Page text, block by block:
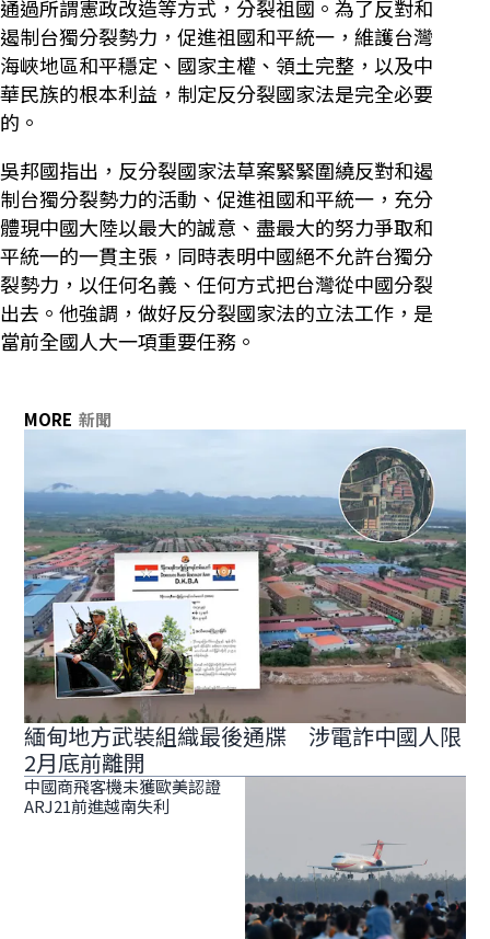
通過所謂憲政改造等方式，分裂祖國。為了反對和
遏制台獨分裂勢力，促進祖國和平統一，維護台灣
海峽地區和平穩定、國家主權、領土完整，以及中
華民族的根本利益，制定反分裂國家法是完全必要
的。
吳邦國指出，反分裂國家法草案緊緊圍繞反對和遏
制台獨分裂勢力的活動、促進祖國和平統一，充分
體現中國大陸以最大的誠意、盡最大的努力爭取和
平統一的一貫主張，同時表明中國絕不允許台獨分
裂勢力，以任何名義、任何方式把台灣從中國分裂
出去。他強調，做好反分裂國家法的立法工作，是
當前全國人大一項重要任務。
MORE 新聞
緬甸地方武裝組織最後通牒 涉電詐中國人限
2月底前離開
中國商飛客機未獲歐美認證
ARJ21前進越南失利